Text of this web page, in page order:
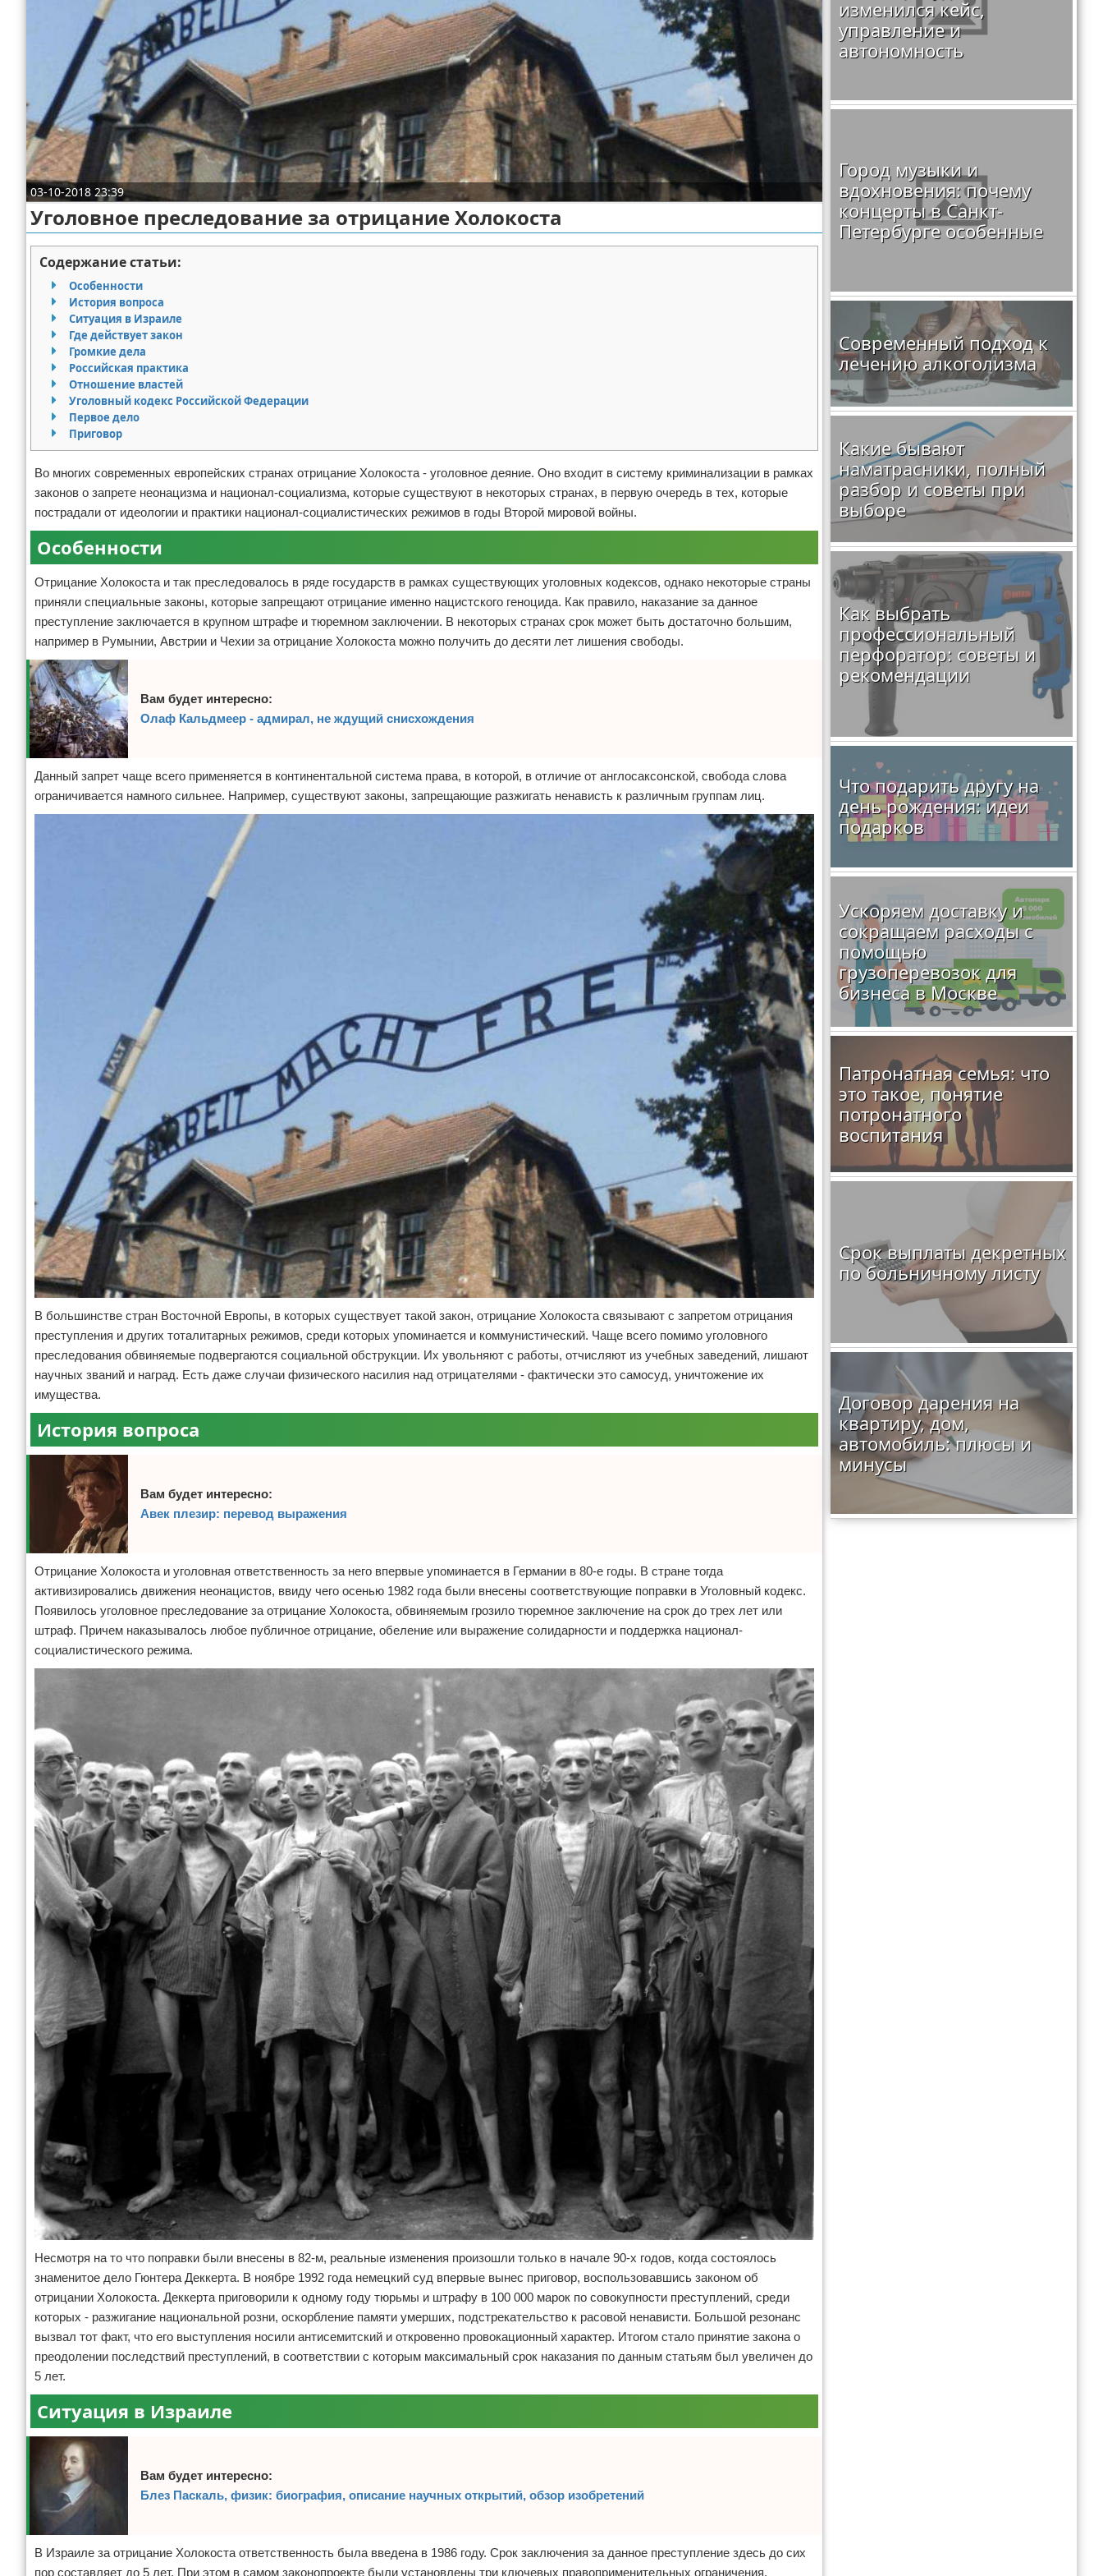
Отказ от ответственности
03-10-2018 23:39
Уголовное преследование за отрицание Холокоста
Содержание статьи:
Особенности
История вопроса
Ситуация в Израиле
Где действует закон
Громкие дела
Российская практика
Отношение властей
Уголовный кодекс Российской Федерации
Первое дело
Приговор
Во многих современных европейских странах отрицание Холокоста - уголовное деяние. Оно входит в систему криминализации в рамках
законов о запрете неонацизма и национал-социализма, которые существуют в некоторых странах, в первую очередь в тех, которые
пострадали от идеологии и практики национал-социалистических режимов в годы Второй мировой войны.
Особенности
Отрицание Холокоста и так преследовалось в ряде государств в рамках существующих уголовных кодексов, однако некоторые страны
приняли специальные законы, которые запрещают отрицание именно нацистского геноцида. Как правило, наказание за данное
преступление заключается в крупном штрафе и тюремном заключении. В некоторых странах срок может быть достаточно большим,
например в Румынии, Австрии и Чехии за отрицание Холокоста можно получить до десяти лет лишения свободы.
Вам будет интересно:
Олаф Кальдмеер - адмирал, не ждущий снисхождения
Данный запрет чаще всего применяется в континентальной система права, в которой, в отличие от англосаксонской, свобода слова
ограничивается намного сильнее. Например, существуют законы, запрещающие разжигать ненависть к различным группам лиц.
В большинстве стран Восточной Европы, в которых существует такой закон, отрицание Холокоста связывают с запретом отрицания
преступления и других тоталитарных режимов, среди которых упоминается и коммунистический. Чаще всего помимо уголовного
преследования обвиняемые подвергаются социальной обструкции. Их увольняют с работы, отчисляют из учебных заведений, лишают
научных званий и наград. Есть даже случаи физического насилия над отрицателями - фактически это самосуд, уничтожение их
имущества.
История вопроса
Вам будет интересно:
Авек плезир: перевод выражения
Отрицание Холокоста и уголовная ответственность за него впервые упоминается в Германии в 80-е годы. В стране тогда
активизировались движения неонацистов, ввиду чего осенью 1982 года были внесены соответствующие поправки в Уголовный кодекс.
Появилось уголовное преследование за отрицание Холокоста, обвиняемым грозило тюремное заключение на срок до трех лет или
штраф. Причем наказывалось любое публичное отрицание, обеление или выражение солидарности и поддержка национал-
социалистического режима.
Несмотря на то что поправки были внесены в 82-м, реальные изменения произошли только в начале 90-х годов, когда состоялось
знаменитое дело Гюнтера Деккерта. В ноябре 1992 года немецкий суд впервые вынес приговор, воспользовавшись законом об
отрицании Холокоста. Деккерта приговорили к одному году тюрьмы и штрафу в 100 000 марок по совокупности преступлений, среди
которых - разжигание национальной розни, оскорбление памяти умерших, подстрекательство к расовой ненависти. Большой резонанс
вызвал тот факт, что его выступления носили антисемитский и откровенно провокационный характер. Итогом стало принятие закона о
преодолении последствий преступлений, в соответствии с которым максимальный срок наказания по данным статьям был увеличен до
5 лет.
Ситуация в Израиле
Вам будет интересно:
Блез Паскаль, физик: биография, описание научных открытий, обзор изобретений
В Израиле за отрицание Холокоста ответственность была введена в 1986 году. Срок заключения за данное преступление здесь до сих
пор составляет до 5 лет. При этом в самом законопроекте были установлены три ключевых правоприменительных ограничения.
изменился кейс,
управление и
автономность
Город музыки и
вдохновения: почему
концерты в Санкт-
Петербурге особенные
Современный подход к
лечению алкоголизма
Какие бывают
наматрасники, полный
разбор и советы при
выборе
Как выбрать
профессиональный
перфоратор: советы и
рекомендации
Что подарить другу на
день рождения: идеи
подарков
Ускоряем доставку и
сокращаем расходы с
помощью
грузоперевозок для
бизнеса в Москве
Патронатная семья: что
это такое, понятие
потронатного
воспитания
Срок выплаты декретных
по больничному листу
Договор дарения на
квартиру, дом,
автомобиль: плюсы и
минусы